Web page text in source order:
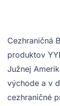
Cezhraničná
produktov
Južnej
východe a v
cezhraničné